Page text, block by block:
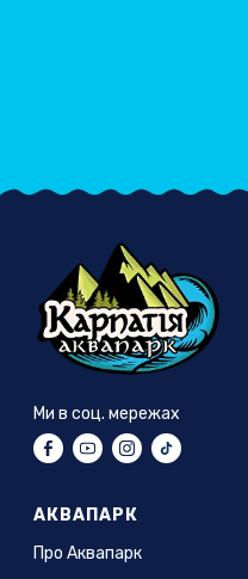
Ми в соц. мережах
АКВАПАРК
Про Аквапарк